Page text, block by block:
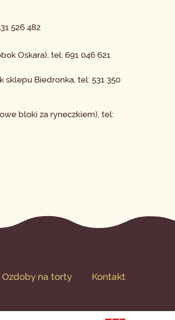
526 482
Oskara), tel: 691 046 621
sklepu Biedronka, tel: 531 350
bloki za ryneczkiem), tel:
Ozdoby na torty Kontakt